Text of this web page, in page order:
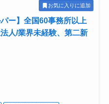
お気に入りに追加
ー】全国60事務所以上
人/業界未経験、第二新